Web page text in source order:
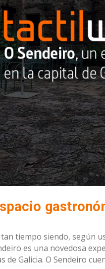
tiempo siendo, según
es una novedosa
de Galicia. O Sendeiro